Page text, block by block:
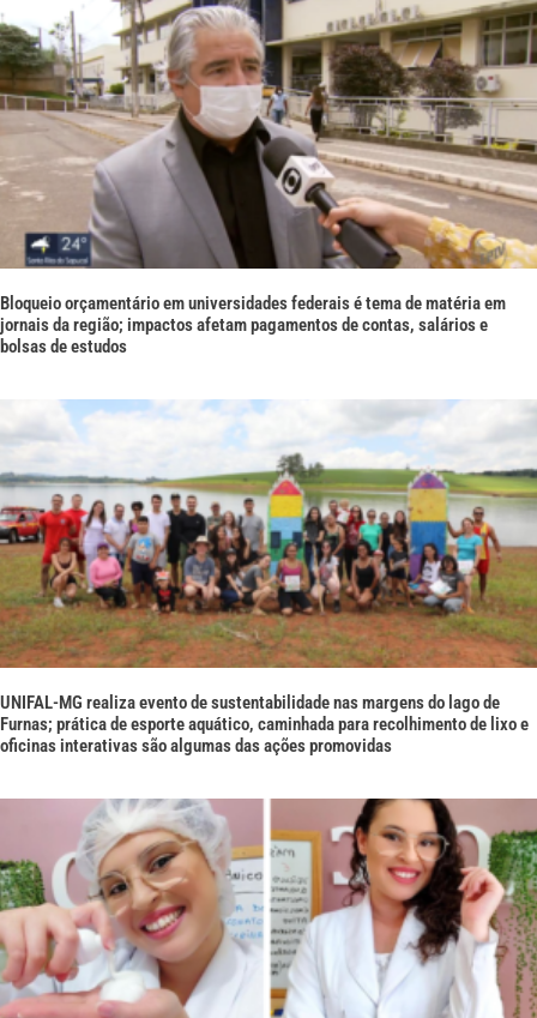
Bloqueio orçamentário em universidades federais é tema de matéria em
jornais da região; impactos afetam pagamentos de contas, salários e
bolsas de estudos
UNIFAL-MG realiza evento de sustentabilidade nas margens do lago de
Furnas; prática de esporte aquático, caminhada para recolhimento de lixo e
oficinas interativas são algumas das ações promovidas